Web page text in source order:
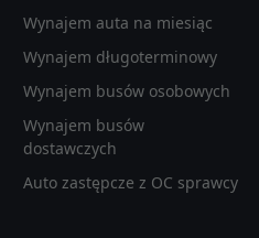
Wynajem auta na miesiąc
Wynajem długoterminowy
Wynajem busów osobowych
Wynajem busów
dostawczych
Auto zastępcze z OC sprawcy